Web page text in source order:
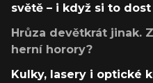
světě – i když si to
Hrůza devětkrát jinak.
herní horory?
Kulky, lasery i optické